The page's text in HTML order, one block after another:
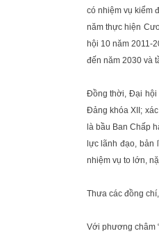
có nhiệm vụ kiểm
năm thực hiện
hội 10 năm 2011-
đến năm 2030 và
Đồng thời, Đại hội
Đảng khóa XII;
là bầu Ban Chấp
lực lãnh đạo,
nhiệm vụ to lớn,
Thưa các đồng chí,
Với phương châm